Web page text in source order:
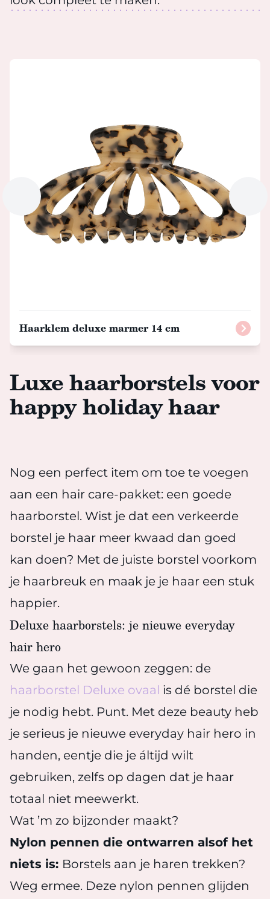
Haarklem deluxe marmer 14 cm
Luxe haarborstels voor
happy holiday haar
Nog een perfect item om toe te voegen
aan een hair care-pakket: een goede
haarborstel. Wist je dat een verkeerde
borstel je haar meer kwaad dan goed
kan doen? Met de juiste borstel voorkom
je haarbreuk en maak je je haar een stuk
happier.
Deluxe haarborstels: je nieuwe everyday
hair hero
We gaan het gewoon zeggen: de
haarborstel Deluxe ovaal is dé borstel die
je nodig hebt. Punt. Met deze beauty heb
je serieus je nieuwe everyday hair hero in
handen, eentje die je áltijd wilt
gebruiken, zelfs op dagen dat je haar
totaal niet meewerkt.
Wat ’m zo bijzonder maakt?
Nylon pennen die ontwarren alsof het
niets is: Borstels aan je haren trekken?
Weg ermee. Deze nylon pennen glijden